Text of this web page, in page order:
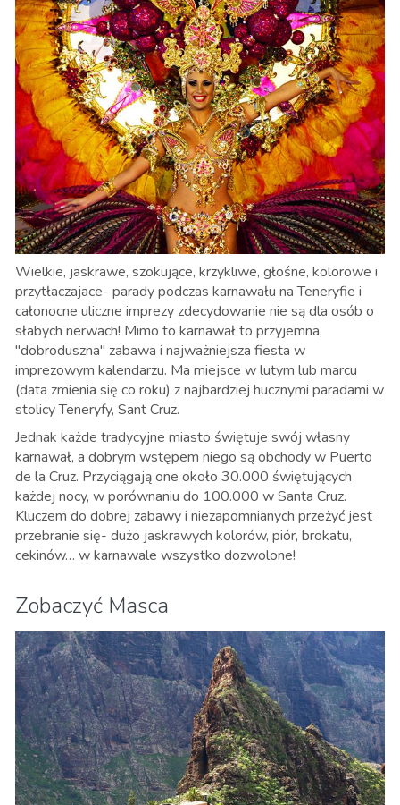
Wielkie, jaskrawe, szokujące, krzykliwe, głośne, kolorowe i
przytłaczajace- parady podczas karnawału na Teneryfie i
całonocne uliczne imprezy zdecydowanie nie są dla osób o
słabych nerwach! Mimo to karnawał to przyjemna,
"dobroduszna" zabawa i najważniejsza fiesta w
imprezowym kalendarzu. Ma miejsce w lutym lub marcu
(data zmienia się co roku) z najbardziej hucznymi paradami w
stolicy Teneryfy, Sant Cruz.
Jednak każde tradycyjne miasto świętuje swój własny
karnawał, a dobrym wstępem niego są obchody w Puerto
de la Cruz. Przyciągają one około 30.000 świętujących
każdej nocy, w porównaniu do 100.000 w Santa Cruz.
Kluczem do dobrej zabawy i niezapomnianych przeżyć jest
przebranie się- dużo jaskrawych kolorów, piór, brokatu,
cekinów… w karnawale wszystko dozwolone!
Zobaczyć Masca